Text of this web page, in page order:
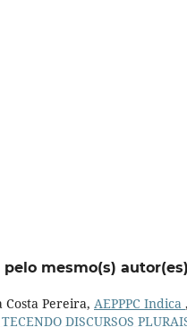
mesmo(s) autor(es)
Pereira, AEPPPC Indica ,
DISCURSOS